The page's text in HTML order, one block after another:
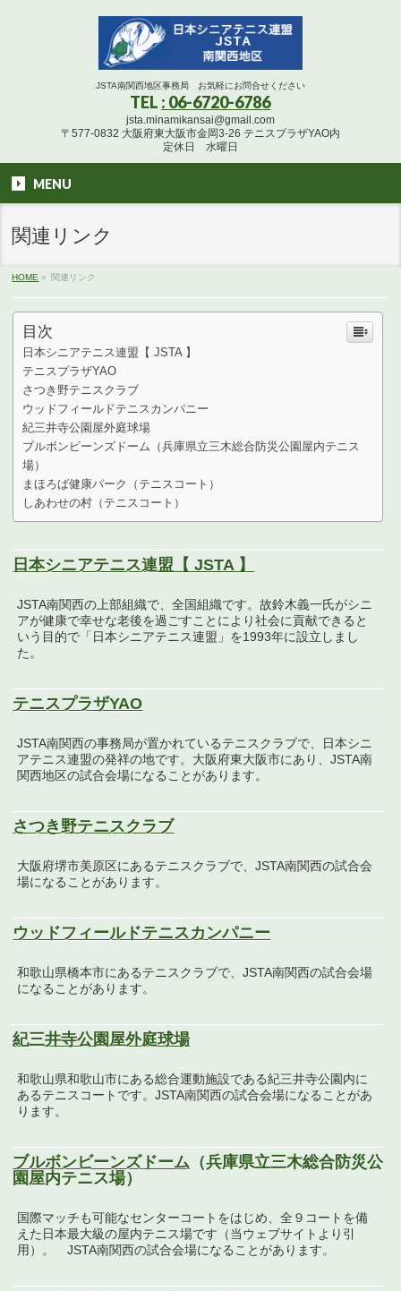
JSTA南関西地区事務局 お気軽にお問合せください
TEL : 06-6720-6786
jsta.minamikansai@gmail.com
〒577-0832 大阪府東大阪市金岡3-26 テニスプラザYAO内
定休日 水曜日
MENU
関連リンク
HOME » 関連リンク
目次
日本シニアテニス連盟【 JSTA 】
テニスプラザYAO
さつき野テニスクラブ
ウッドフィールドテニスカンパニー
紀三井寺公園屋外庭球場
ブルボンビーンズドーム（兵庫県立三木総合防災公園屋内テニス
場）
まほろば健康パーク（テニスコート）
しあわせの村（テニスコート）
日本シニアテニス連盟【 JSTA 】
JSTA南関西の上部組織で、全国組織です。故鈴木義一氏がシニ
アが健康で幸せな老後を過ごすことにより社会に貢献できると
いう目的で「日本シニアテニス連盟」を1993年に設立しまし
た。
テニスプラザYAO
JSTA南関西の事務局が置かれているテニスクラブで、日本シニ
アテニス連盟の発祥の地です。大阪府東大阪市にあり、JSTA南
関西地区の試合会場になることがあります。
さつき野テニスクラブ
大阪府堺市美原区にあるテニスクラブで、JSTA南関西の試合会
場になることがあります。
ウッドフィールドテニスカンパニー
和歌山県橋本市にあるテニスクラブで、JSTA南関西の試合会場
になることがあります。
紀三井寺公園屋外庭球場
和歌山県和歌山市にある総合運動施設である紀三井寺公園内に
あるテニスコートです。JSTA南関西の試合会場になることがあ
ります。
ブルボンビーンズドーム （兵庫県立三木総合防災公
園屋内テニス場）
国際マッチも可能なセンターコートをはじめ、全９コートを備
えた日本最大級の屋内テニス場です（当ウェブサイトより引
用）。 JSTA南関西の試合会場になることがあります。